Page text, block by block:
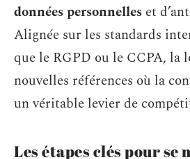
données personnelles et
Alignée sur les standards
que le RGPD ou le CCPA, la
nouvelles références où la
un véritable levier de
Les étapes clés pour se